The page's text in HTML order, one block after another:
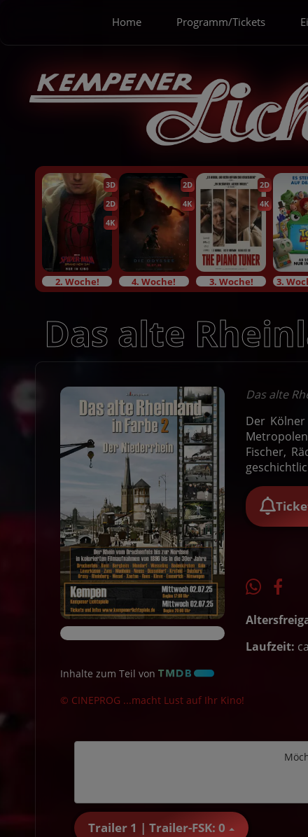
Home Programm/Tickets
3D
2D
4K
2. Woche!
2D
4K
4. Woche!
2D
4K
3. Woche!
Das alte
Das alte
Der
Fischer,
Laufzeit:
Inhalte zum Teil von
© CINEPROG ...macht Lust auf Ihr Kino!
Trailer 1 | Trailer-FSK: 0